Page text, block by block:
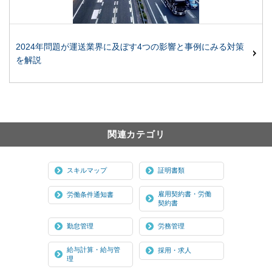
2024年問題が運送業界に及ぼす4つの影響と事例にみる対策
を解説
関連カテゴリ
スキルマップ 証明書類
労働条件通知書
雇用契約書・労働
契約書
勤怠管理 労務管理
給与計算・給与管
理
採用・求人